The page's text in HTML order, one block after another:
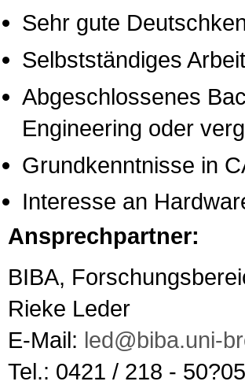
Sehr gute
Selbstständiges
Abgeschlossenes
Engineering oder
Grundkenntnisse in
Interesse an
Ansprechpartner:
BIBA,
Rieke Leder
E-Mail: led@biba.uni-
Tel.: 0421 / 218 -